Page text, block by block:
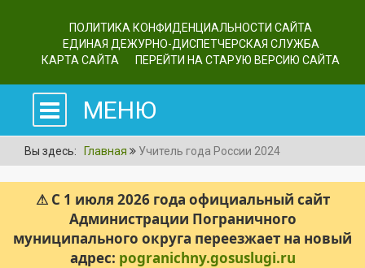
ПОЛИТИКА КОНФИДЕНЦИАЛЬНОСТИ САЙТА
ЕДИНАЯ ДЕЖУРНО-ДИСПЕТЧЕРСКАЯ СЛУЖБА
КАРТА САЙТА
ПЕРЕЙТИ НА СТАРУЮ ВЕРСИЮ САЙТА
МЕНЮ
Вы здесь: Главная Учитель года России 2024
⚠ С 1 июля 2026 года официальный сайт
Администрации Пограничного
муниципального округа переезжает на новый
адрес: pogranichny.gosuslugi.ru